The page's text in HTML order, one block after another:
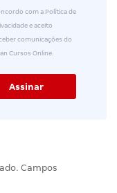
com a Política de
e aceito
comunicações do
Cursos Online.
Campos